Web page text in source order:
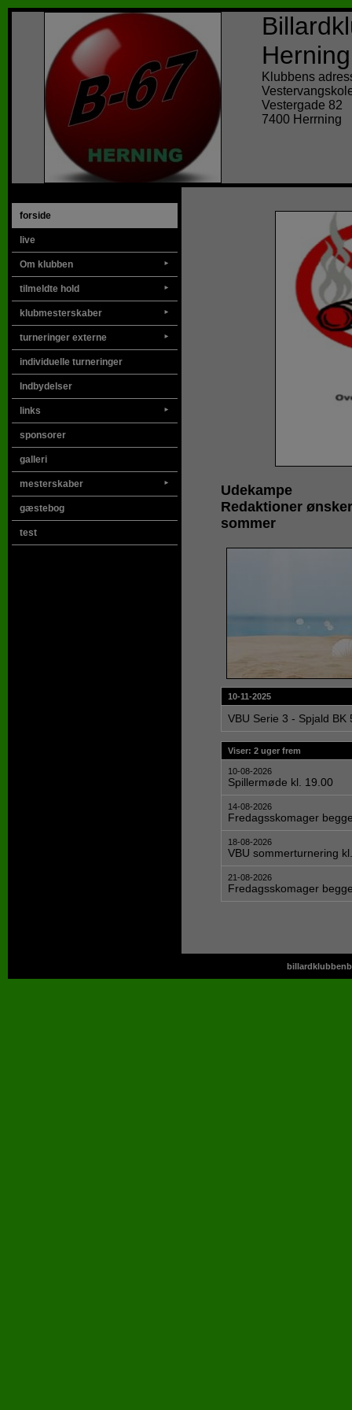
Herning
Klubbens
Vestergade 82
7400 Herrning
forside
live
►
Om klubben
►
tilmeldte hold
►
klubmesterskaber
►
turneringer externe
individuelle turneringer
Indbydelser
►
links
sponsorer
galleri
►
mesterskaber
gæstebog
test
Udekampe
Redaktioner
sommer
10-11-2025
VBU Serie 3 - Spjald
Viser: 2 uger frem
10-08-2026
Spillermøde kl. 19.00
14-08-2026
Fredagsskomager
18-08-2026
VBU sommerturnering
21-08-2026
Fredagsskomager